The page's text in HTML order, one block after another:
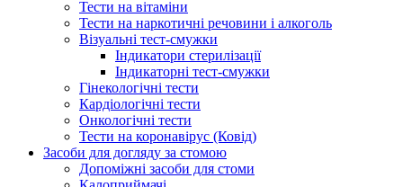
Тести на вітаміни
Тести на наркотичні речовини і алкоголь
Візуальні тест-смужки
Індикатори стерилізації
Індикаторні тест-смужки
Гінекологічні тести
Кардіологічні тести
Онкологічні тести
Тести на коронавірус (Ковід)
Засоби для догляду за стомою
Допоміжні засоби для стоми